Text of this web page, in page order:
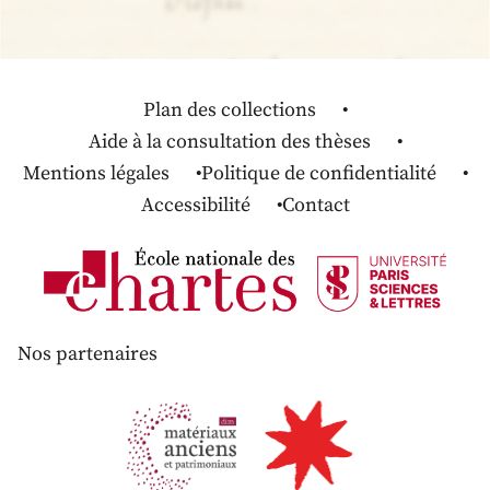
Plan des collections
Aide à la consultation des thèses
Mentions légales
Politique de confidentialité
Accessibilité
Contact
Nos partenaires